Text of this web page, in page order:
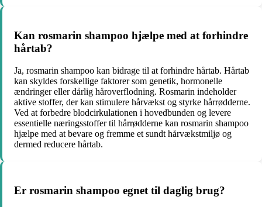
Kan rosmarin shampoo hjælpe med at forhindre
hårtab?
Ja, rosmarin shampoo kan bidrage til at forhindre hårtab. Hårtab
kan skyldes forskellige faktorer som genetik, hormonelle
ændringer eller dårlig håroverflodning. Rosmarin indeholder
aktive stoffer, der kan stimulere hårvækst og styrke hårrødderne.
Ved at forbedre blodcirkulationen i hovedbunden og levere
essentielle næringsstoffer til hårrødderne kan rosmarin shampoo
hjælpe med at bevare og fremme et sundt hårvækstmiljø og
dermed reducere hårtab.
Er rosmarin shampoo egnet til daglig brug?